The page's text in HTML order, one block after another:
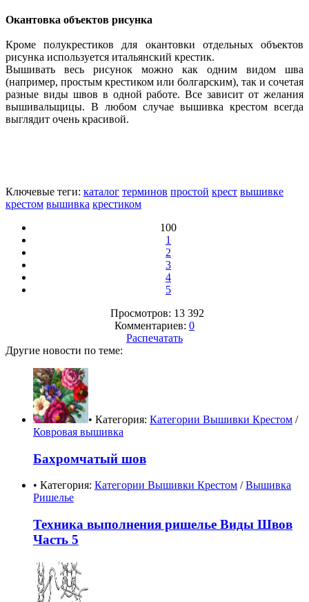
Окантовка объектов рисунка
Кроме полукрестиков для окантовки отдельных объектов
рисунка используется итальянский крестик.
Вышивать весь рисунок можно как одним видом шва
(например, простым крестиком или болгарским), так и сочетая
разные виды швов в одной работе. Все зависит от желания
вышивальщицы. В любом случае вышивка крестом всегда
выглядит очень красивой.
Ключевые теги: каталог терминов простой крест вышивке
крестом вышивка крестиком
100
1
2
3
4
5
Просмотров: 13 392
Комментариев: 0
Распечатать
Другие новости по теме:
• Категория: Категории Вышивки Крестом /
Ковровая вышивка
Бахромчатый шов
• Категория: Категории Вышивки Крестом /Вышивка
Ришелье
Техника выполнения ришелье Виды Швов
Часть 5